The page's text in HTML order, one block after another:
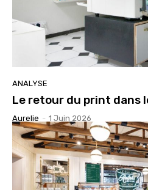
ANALYSE
Le retour du print dans
Aurelie - 1 Juin 2026